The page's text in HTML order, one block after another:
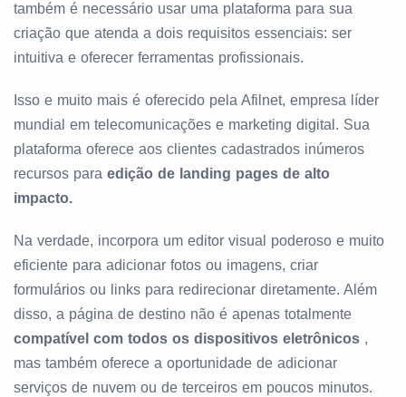
também é necessário usar uma plataforma para sua
criação que atenda a dois requisitos essenciais: ser
intuitiva e oferecer ferramentas profissionais.
Isso e muito mais é oferecido pela Afilnet, empresa líder
mundial em telecomunicações e marketing digital. Sua
plataforma oferece aos clientes cadastrados inúmeros
recursos para edição de landing pages de alto
impacto.
Na verdade, incorpora um editor visual poderoso e muito
eficiente para adicionar fotos ou imagens, criar
formulários ou links para redirecionar diretamente. Além
disso, a página de destino não é apenas totalmente
compatível com todos os dispositivos eletrônicos ,
mas também oferece a oportunidade de adicionar
serviços de nuvem ou de terceiros em poucos minutos.